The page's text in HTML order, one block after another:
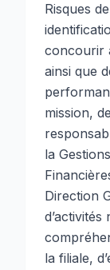
Risques
concourir
ainsi que
mission,
la
Direction
la filiale,